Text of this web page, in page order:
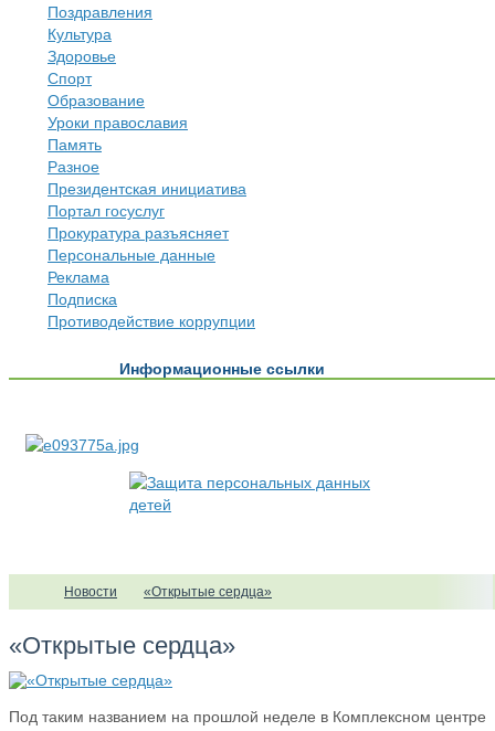
Поздравления
Культура
Здоровье
Спорт
Образование
Уроки православия
Память
Разное
Президентская инициатива
Портал госуслуг
Прокуратура разъясняет
Персональные данные
Реклама
Подписка
Противодействие коррупции
Информационные ссылки
Новости «Открытые сердца»
«Открытые сердца»
Под таким названием на прошлой неделе в Комплексном центре